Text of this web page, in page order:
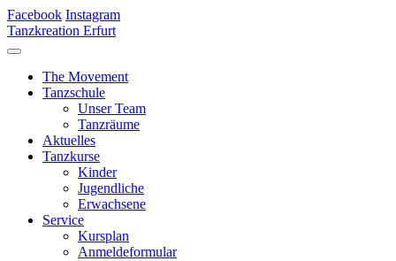
Facebook Instagram
Tanzkreation Erfurt
The Movement
Tanzschule
Unser Team
Tanzräume
Aktuelles
Tanzkurse
Kinder
Jugendliche
Erwachsene
Service
Kursplan
Anmeldeformular